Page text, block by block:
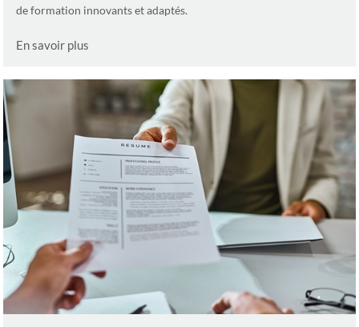
ACCUEIL
de formation innovants et adaptés.
En savoir plus